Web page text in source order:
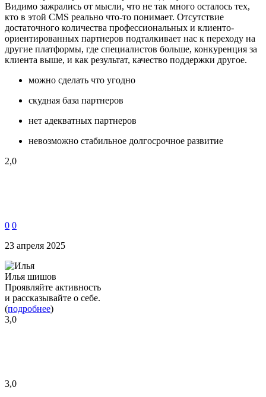
Видимо зажрались от мысли, что не так много осталось тех,
кто в этой CMS реально что-то понимает. Отсутствие
достаточного количества профессиональных и клиенто-
ориентированных партнеров подталкивает нас к переходу на
другие платформы, где специалистов больше, конкуренция за
клиента выше, и как результат, качество поддержки другое.
можно сделать что угодно
скудная база партнеров
нет адекватных партнеров
невозможно стабильное долгосрочное развитие
2,0
0 0
23 апреля 2025
Илья шишов
Проявляйте активность
и рассказывайте о себе.
(подробнее)
3,0
3,0